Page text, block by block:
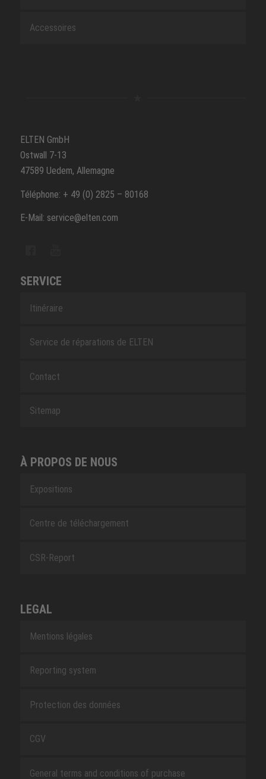
Accessoires
ELTEN GmbH
Ostwall 7-13
47589 Uedem, Allemagne
Téléphone: + 49 (0) 2825 – 80168
E-Mail: service@elten.com
SERVICE
Itinéraire
Service de réparations de ELTEN
Contact
Sitemap
À PROPOS DE NOUS
Expositions
Centre de téléchargement
CSR-Report
LEGAL
Mentions légales
Reporting system
Protection des données
CGV
General terms and conditions of purchase